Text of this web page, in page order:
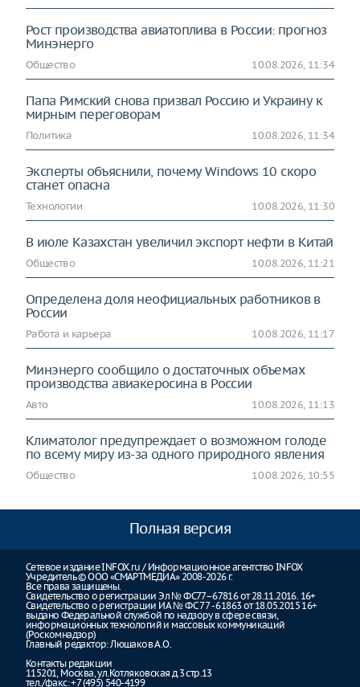
Рост производства авиатоплива в России: прогноз
Минэнерго
Общество 10.08.2026, 11:34
Папа Римский снова призвал Россию и Украину к
мирным переговорам
Политика 10.08.2026, 11:34
Эксперты объяснили, почему Windows 10 скоро
станет опасна
Технологии 10.08.2026, 11:30
В июле Казахстан увеличил экспорт нефти в Китай
Общество 10.08.2026, 11:21
Определена доля неофициальных работников в
России
Работа и карьера 10.08.2026, 11:17
Минэнерго сообщило о достаточных объемах
производства авиакеросина в России
Авто 10.08.2026, 11:13
Климатолог предупреждает о возможном голоде
по всему миру из-за одного природного явления
Общество 10.08.2026, 10:55
Полная версия
Сетевое издание INFOX.ru / Информационное агентство INFOX
Учредитель © ООО «СМАРТМЕДИА» 2008-2026 г.
Все права защищены.
Свидетельство о регистрации Эл № ФС77–67816 от 28.11.2016. 16+
Свидетельство о регистрации ИА № ФС 77 - 61863 от 18.05.2015 16+
выдано Федеральной службой по надзору в сфере связи,
информационных технологий и массовых коммуникаций
(Роскомнадзор)
Главный редактор: Люшаков А.О.
Контакты редакции
115201, Москва, ул.Котляковская д.3 стр.13
тел./факс: +7 (495) 540-4199